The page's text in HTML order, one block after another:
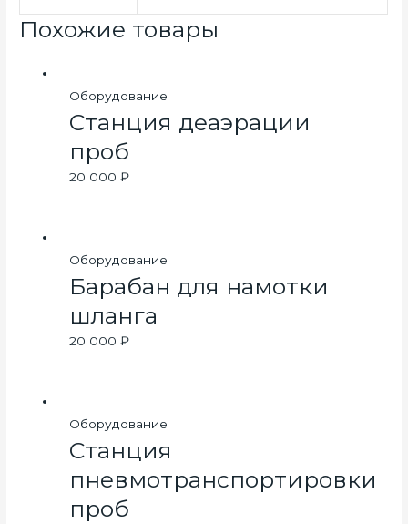
Похожие товары
Оборудование
Станция деаэрации
проб
20 000 ₽
Оборудование
Барабан для намотки
шланга
20 000 ₽
Оборудование
Станция
пневмотранспортировки
проб